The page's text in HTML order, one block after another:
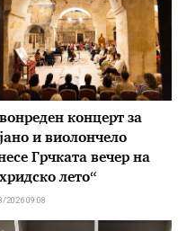
концерт за
и виолончело
Грчката вечер на
лето“
2026 09:08